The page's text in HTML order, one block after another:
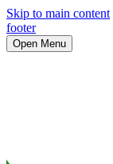
Skip to main content
footer
Open Menu